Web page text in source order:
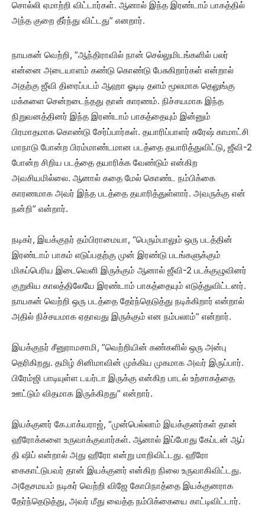
சொல்லி ஏமாற்றி விட்டார்கள். ஆனால் இந்த இரண்டாம் பாகத்தில்
அந்த குறை தீர்ந்து விட்டது” எனறார்.
நாயகன் வெற்றி, ”ஆந்திராவில் நான் செல்லுமிடங்களில் பலர்
என்னை அடையாளம் கண்டு கொண்டு பேசுகிறார்கள் என்றால்
அதற்கு ஜீவி திரைப்படம் ஆஹா ஓடிடி தளம் மூலமாக தெலுங்கு
மக்களை சென்றடைந்தது தான் காரணம். நிச்சயமாக இந்த
நிறுவனத்தினர் இந்த இரண்டாம் பாகத்தையும் இன்னும்
பிரமாதமாக கொண்டு சேர்ப்பார்கள். தயாரிப்பாளர் சுரேஷ் காமாட்சி
மாநாடு போன்ற பிரம்மாண்டமான படத்தை தயாரித்துவிட்டு, ஜீவி-2
போன்ற சிறிய படத்தை தயாரிக்க வேண்டும் என்கிற
அவசியமில்லை. ஆனால் கதை மேல் கொண்ட நம்பிக்கை
காரணமாக அவர் இந்த படத்தை தயாரித்துள்ளார். அவருக்கு என்
நன்றி” என்றார்.
நடிகர், இயக்குநர் தம்பிராமையா, ‘’பெரும்பாலும் ஒரு படத்தின்
இரண்டாம் பாகம் எடுப்பதற்கு முன் இரண்டு படங்களுக்கும்
மிகப்பெரிய இடைவெளி இருக்கும் ஆனால் ஜீவி-2 படக்குழுவினர்
குறுகிய காலத்திலேயே இரண்டாம் பாகத்தையும் எடுத்துவிட்டனர்.
நாயகன் வெற்றி ஒரு படத்தை தேர்ந்தெடுத்து நடிக்கிறார் என்றால்
அதில் நிச்சயமாக ஏதாவது இருக்கும் என நம்பலாம்” என்றார்.
இயக்குநர் சீனுராமசாமி, ”வெற்றியின் கண்களில் ஒரு அன்பு
தெரிகிறது. தமிழ் சினிமாவின் முக்கிய முகமாக அவர் இருப்பார்.
பிரேம்ஜி பாடியுள்ள டயர்டா இருக்கு என்கிற பாடல் உற்சாகத்தை
ஊட்டும் விதமாக இருக்கிறது” என்றார்.
இயக்குனர் கே.பாக்யராஜ், “முன்பெல்லாம் இயக்குனர்கள் தான்
ஹீரோக்களை உருவாக்குவார்கள். ஆனால் இப்போது கேப்டன் ஆப்
தி ஷிப் என்றால் அது ஹீரோ என்று மாறிவிட்டது. ஹீரோ
கைகாட்டுபவர் தான் இயக்குனர் என்கிற நிலை உருவாகிவிட்டது.
அதேசமயம் நடிகர் வெற்றி விஜே கோபிநாத்தை இயக்குனராக
தேர்ந்தெடுத்து, அவர் மீது வைத்த நம்பிக்கையை காட்டிவிட்டார்.